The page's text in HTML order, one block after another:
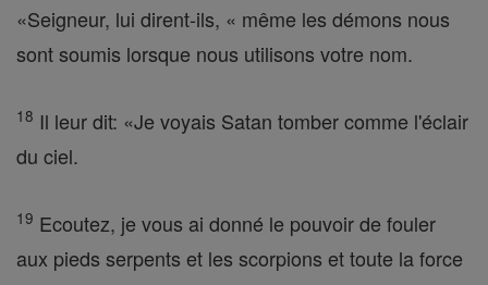
«Seigneur, lui dirent-ils, « même les démons nous
sont soumis lorsque nous utilisons votre nom.
18 Il leur dit: «Je voyais Satan tomber comme l'éclair
du ciel.
19 Ecoutez, je vous ai donné le pouvoir de fouler
aux pieds serpents et les scorpions et toute la force